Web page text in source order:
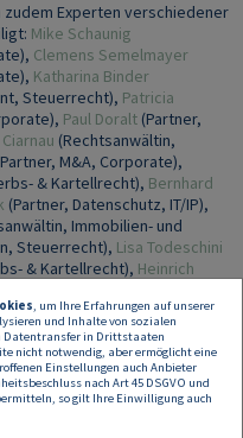
Experten verschiedener
Mike Schaunig
Clemens Semelmayer
Katharina Binder
Steuerrecht), Patricia
Paul Doralt (Partner,
(Rechtsanwältin,
M&A, Corporate),
& Kartellrecht), Bernhard
(Partner, Datenschutz, IT/IP),
Immobilien- und
Steuerrecht), Lisa Todeschini
& Kartellrecht), Heinrich
das Wachstum von AGILOX
AMR-Markt ist die von
Netzwerk für die weitere
dass wir unser Know-how bei
, um Ihre Erfahrungen auf unserer
und Inhalte von sozialen
Datentransfer in Drittstaaten
nicht notwendig, aber ermöglicht eine
Einstellungen auch Anbieter
nach Art 45 DSGVO und
so gilt Ihre Einwilligung auch